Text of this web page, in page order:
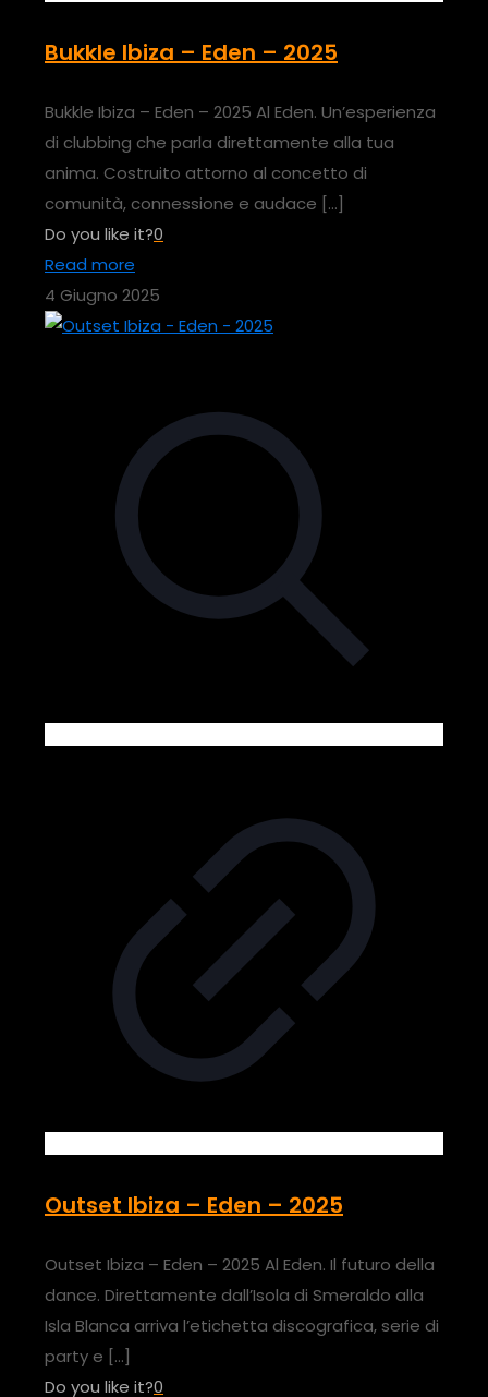
Bukkle Ibiza – Eden – 2025
Bukkle Ibiza – Eden – 2025 Al Eden. Un’esperienza
di clubbing che parla direttamente alla tua
anima. Costruito attorno al concetto di
comunità, connessione e audace […]
Do you like it?0
Read more
4 Giugno 2025
Outset Ibiza – Eden – 2025
Outset Ibiza – Eden – 2025 Al Eden. Il futuro della
dance. Direttamente dall’Isola di Smeraldo alla
Isla Blanca arriva l’etichetta discografica, serie di
party e […]
Do you like it?0